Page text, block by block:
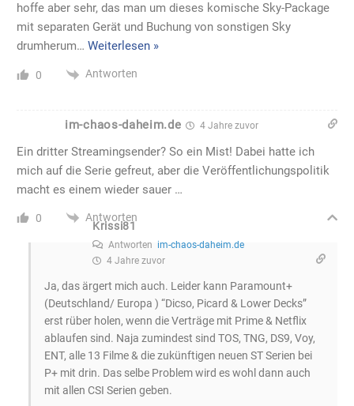
hoffe aber sehr, das man um dieses komische Sky-Package
mit separaten Gerät und Buchung von sonstigen Sky
drumherum… Weiterlesen »
0 Antworten
im-chaos-daheim.de 4 Jahre zuvor
Ein dritter Streamingsender? So ein Mist! Dabei hatte ich
mich auf die Serie gefreut, aber die Veröffentlichungspolitik
macht es einem wieder sauer …
0 Antworten
Krissi81
Antworten im-chaos-daheim.de
4 Jahre zuvor
Ja, das ärgert mich auch. Leider kann Paramount+
(Deutschland/ Europa ) “Dicso, Picard & Lower Decks”
erst rüber holen, wenn die Verträge mit Prime & Netflix
ablaufen sind. Naja zumindest sind TOS, TNG, DS9, Voy,
ENT, alle 13 Filme & die zukünftigen neuen ST Serien bei
P+ mit drin. Das selbe Problem wird es wohl dann auch
mit allen CSI Serien geben.